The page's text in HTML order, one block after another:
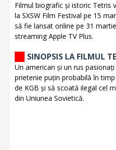
Filmul biografic și istoric Tetris
la SXSW Film Festival pe 15
să fie lansat online pe 31
streaming Apple TV Plus.
SINOPSIS LA FILMUL
Un american și un rus
prietenie puțin probabilă în
de KGB și să scoată ilegal cel
din Uniunea Sovietică.